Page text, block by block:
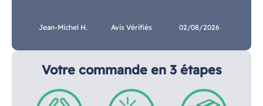
Votre commande en 3 étapes
Jean-Michel H. Avis Vérifiés 02/08/2026